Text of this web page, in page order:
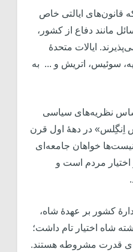
قانون‌های ایالتی خاص
مانند دفاع از کشور،
ایالات متحدۀ
سوئیس، اتریش و ... به
نظریه‌های سیاسی
اِنگِلس» در دهۀ اول قرن
خواهان جامعه‌ای
مردم است و
کشور بر عهدۀ شاه،
شاه اختیار تام داشت؛
قدرت مشروطه هستند.